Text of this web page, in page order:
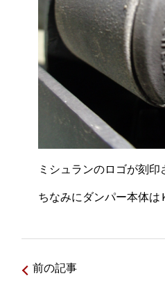
ミシュランのロゴが刻印
ちなみにダンパー本体は
前の記事